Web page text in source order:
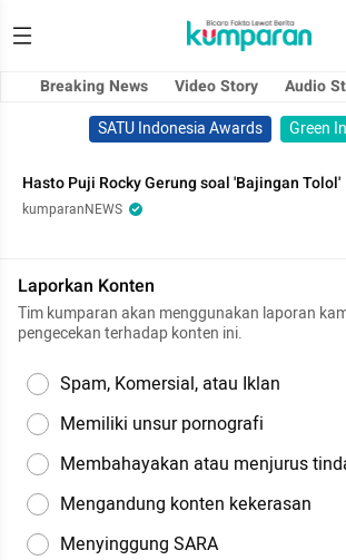
Breaking News Video Story Audio
SATU Indonesia Awards
Green
Hasto Puji Rocky Gerung soal 'Bajingan Tolol'
kumparanNEWS
Laporkan Konten
Tim kumparan akan menggunakan laporan
pengecekan terhadap konten ini.
Spam, Komersial, atau Iklan
Memiliki unsur pornografi
Membahayakan atau menjurus
Mengandung konten kekerasan
Menyinggung SARA